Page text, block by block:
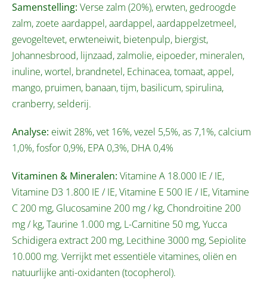
Samenstelling: Verse zalm (20%), erwten, gedroogde
zalm, zoete aardappel, aardappel, aardappelzetmeel,
gevogeltevet, erwteneiwit, bietenpulp, biergist,
Johannesbrood, lijnzaad, zalmolie, eipoeder, mineralen,
inuline, wortel, brandnetel, Echinacea, tomaat, appel,
mango, pruimen, banaan, tijm, basilicum, spirulina,
cranberry, selderij.
Analyse: eiwit 28%, vet 16%, vezel 5,5%, as 7,1%, calcium
1,0%, fosfor 0,9%, EPA 0,3%, DHA 0,4%
Vitaminen & Mineralen: Vitamine A 18.000 IE / IE,
Vitamine D3 1.800 IE / IE, Vitamine E 500 IE / IE, Vitamine
C 200 mg, Glucosamine 200 mg / kg, Chondroitine 200
mg / kg, Taurine 1.000 mg, L-Carnitine 50 mg, Yucca
Schidigera extract 200 mg, Lecithine 3000 mg, Sepiolite
10.000 mg. Verrijkt met essentiële vitamines, oliën en
natuurlijke anti-oxidanten (tocopherol).